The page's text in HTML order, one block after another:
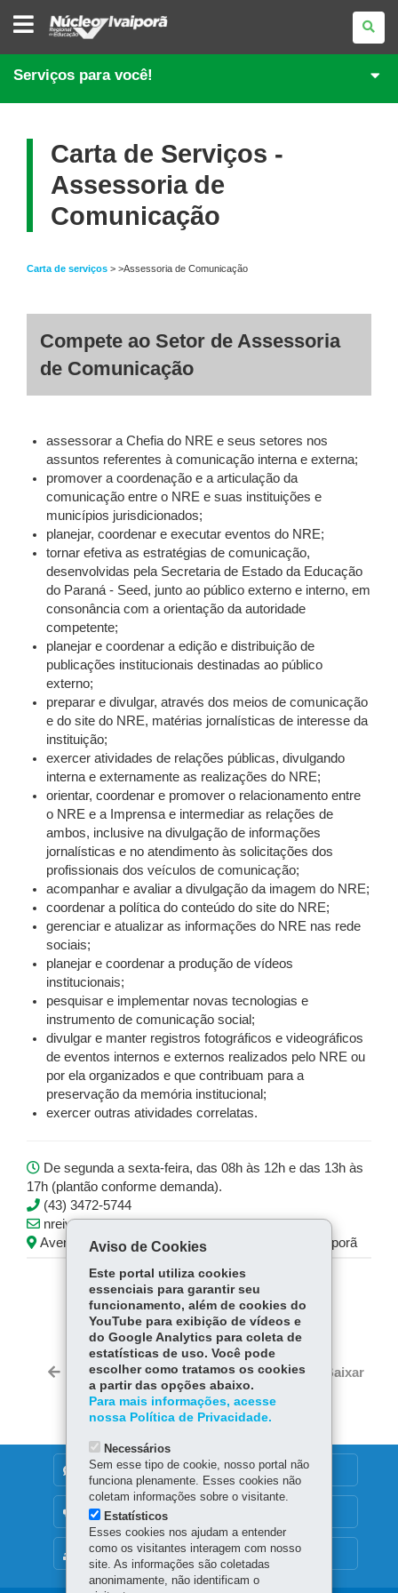
NÚCLEO
REGIONAL
EDUCAÇÃO
DE
IVAIPORÃ
Serviços para você!
Carta de Serviços -
Assessoria de
Comunicação
Carta de serviços > >Assessoria de Comunicação
Compete ao Setor de Assessoria
de Comunicação
assessorar a Chefia do NRE e seus setores nos
assuntos referentes à comunicação interna e externa;
promover a coordenação e a articulação da
comunicação entre o NRE e suas instituições e
municípios jurisdicionados;
planejar, coordenar e executar eventos do NRE;
tornar efetiva as estratégias de comunicação,
desenvolvidas pela Secretaria de Estado da Educação
do Paraná - Seed, junto ao público externo e interno, em
consonância com a orientação da autoridade
competente;
planejar e coordenar a edição e distribuição de
publicações institucionais destinadas ao público
externo;
preparar e divulgar, através dos meios de comunicação
e do site do NRE, matérias jornalísticas de interesse da
instituição;
exercer atividades de relações públicas, divulgando
interna e externamente as realizações do NRE;
orientar, coordenar e promover o relacionamento entre
o NRE e a Imprensa e intermediar as relações de
ambos, inclusive na divulgação de informações
jornalísticas e no atendimento às solicitações dos
profissionais dos veículos de comunicação;
acompanhar e avaliar a divulgação da imagem do NRE;
coordenar a política do conteúdo do site do NRE;
gerenciar e atualizar as informações do NRE nas rede
sociais;
planejar e coordenar a produção de vídeos
institucionais;
pesquisar e implementar novas tecnologias e
instrumento de comunicação social;
divulgar e manter registros fotográficos e videográficos
de eventos internos e externos realizados pelo NRE ou
por ela organizados e que contribuam para a
preservação da memória institucional;
exercer outras atividades correlatas.
De segunda a sexta-feira, das 08h às 12h e das 13h às
17h (plantão conforme demanda).
(43) 3472-5744
nreivp_chefia@educacao.pr.gov.br
Avenida Minas Gerais, 295 1º andar - Centro - Ivaiporã
COMPARTILHE:
Fa
ce
bo
ok
Tw
itt
er
W
ha
ts
p
Voltar Início Imprimir Baixar
MAPA DO SITE
DENUNCIE CORRUPÇÃO
OUVIDORIA
Aviso de Cookies
Este portal utiliza cookies
essenciais para garantir seu
funcionamento, além de cookies do
YouTube para exibição de vídeos e
do Google Analytics para coleta de
estatísticas de uso. Você pode
escolher como tratamos os cookies
a partir das opções abaixo.
Para mais informações, acesse
nossa Política de Privacidade.
Necessários
Sem esse tipo de cookie, nosso portal não
funciona plenamente. Esses cookies não
coletam informações sobre o visitante.
Estatísticos
Esses cookies nos ajudam a entender
como os visitantes interagem com nosso
site. As informações são coletadas
anonimamente, não identificam o